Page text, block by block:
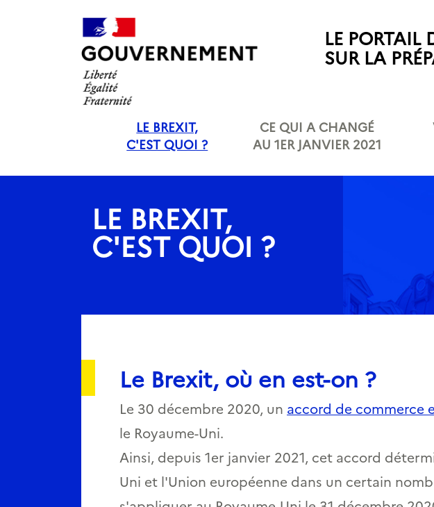
LE PORTAIL
SUR LA
LE BREXIT,
C'EST QUOI ?
CE QUI A CHANGÉ
AU 1ER JANVIER 2021
LE BREXIT,
C'EST QUOI ?
Le Brexit, où en est-on ?
Le 30 décembre 2020, un accord de commerce
le Royaume-Uni.
Ainsi, depuis 1er janvier 2021, cet accord
Uni et l'Union européenne dans un certain